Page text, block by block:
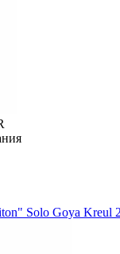
Solo Goya Kreul